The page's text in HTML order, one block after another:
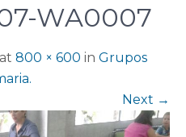
WA0007
800 × 600 in Grupos
Next →